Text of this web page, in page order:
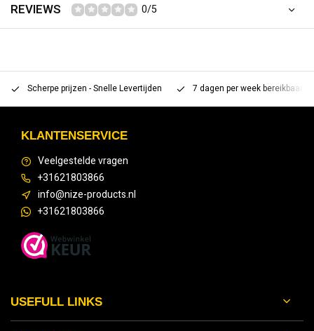
REVIEWS 0/5
Scherpe prijzen - Snelle Levertijden 7 dagen per week bereikbaar
KLANTENSERVICE
Veelgestelde vragen
+31621803866
info@nize-products.nl
+31621803866
USEFULL LINKS